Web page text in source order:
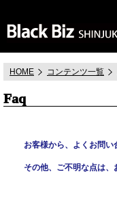
HOME コンテンツ一覧
Faq
お客様から、よくお問い
その他、ご不明な点は、